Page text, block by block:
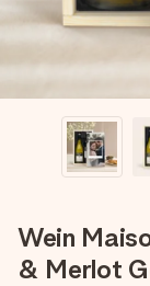
Wein
& Merlot